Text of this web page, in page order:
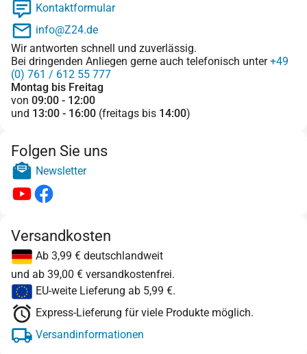
Kontaktformular
info@Z24.de
Wir antworten schnell und zuverlässig.
Bei dringenden Anliegen gerne auch telefonisch unter+49
(0) 761 / 612 55 777
Montag bis Freitag
von 09:00 - 12:00
und 13:00 - 16:00 (freitags bis 14:00)
Folgen Sie uns
Newsletter
Versandkosten
Ab 3,99 € deutschlandweit
und ab 39,00 € versandkostenfrei.
EU-weite Lieferung ab 5,99 €.
Express-Lieferung für viele Produkte möglich.
Versandinformationen